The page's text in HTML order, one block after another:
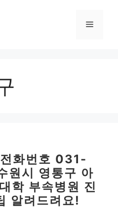
메
화번호 031-
시 영통구 아
학 부속병원 진
알려드려요!